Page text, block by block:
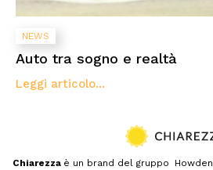
NEWS
Auto tra sogno e realtà
Leggi articolo...
Chiarezza è un brand del gruppo Howden